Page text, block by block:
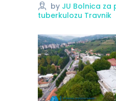
by JU Bolnica za
tuberkulozu Travnik